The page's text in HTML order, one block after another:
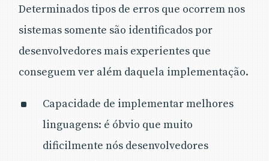
Determinados tipos de erros que ocorrem nos
sistemas somente são identificados por
desenvolvedores mais experientes que
conseguem ver além daquela implementação.
Capacidade de implementar melhores
linguagens: é óbvio que muito
dificilmente nós desenvolvedores